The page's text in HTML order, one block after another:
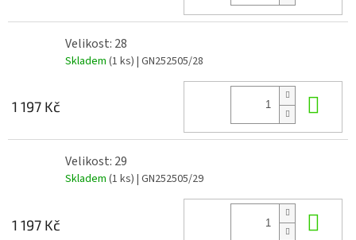
Velikost: 28
Skladem (1 ks) | GN252505/28
1 197 Kč
Velikost: 29
Skladem (1 ks) | GN252505/29
1 197 Kč